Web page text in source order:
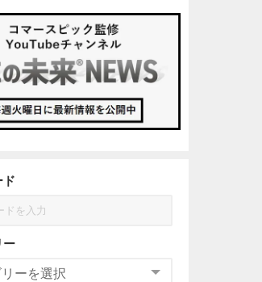
ド
ー